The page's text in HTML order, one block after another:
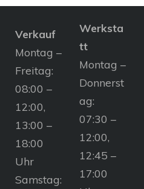
Verkauf
Montag –
Freitag:
08:00 –
12:00,
13:00 –
18:00
Uhr
Samstag:
Werksta
tt
Montag –
Donnerst
ag:
07:30 –
12:00,
12:45 –
17:00